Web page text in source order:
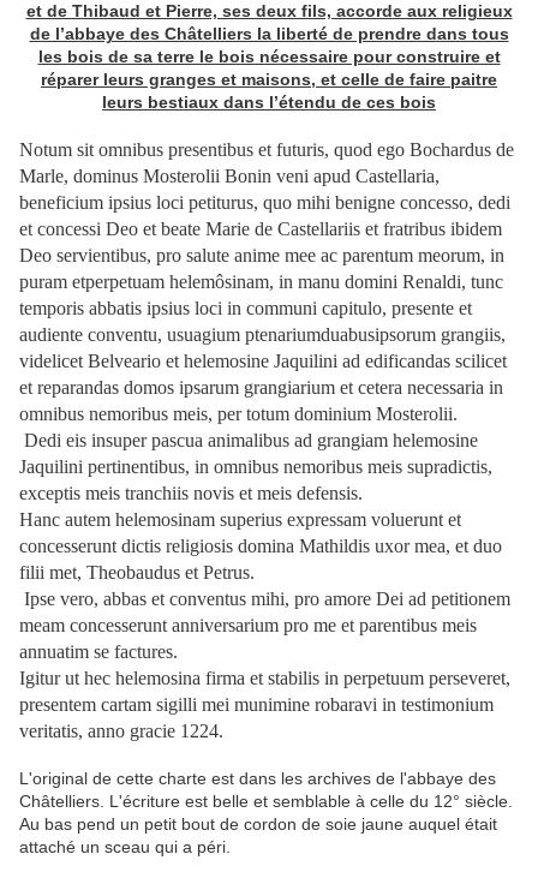
et de Thibaud et Pierre, ses deux fils, accorde aux religieux
de l’abbaye des Châtelliers la liberté de prendre dans tous
les bois de sa terre le bois nécessaire pour construire et
réparer leurs granges et maisons, et celle de faire paitre
leurs bestiaux dans l’étendu de ces bois
Notum sit omnibus presentibus et futuris, quod ego Bochardus de
Marle, dominus Mosterolii Bonin veni apud Castellaria,
beneficium ipsius loci petiturus, quo mihi benigne concesso, dedi
et concessi Deo et beate Marie de Castellariis et fratribus ibidem
Deo servientibus, pro salute anime mee ac parentum meorum, in
puram etperpetuam helemôsinam, in manu domini Renaldi, tunc
temporis abbatis ipsius loci in communi capitulo, presente et
audiente conventu, usuagium ptenariumduabusipsorum grangiis,
videlicet Belveario et helemosine Jaquilini ad edificandas scilicet
et reparandas domos ipsarum grangiarium et cetera necessaria in
omnibus nemoribus meis, per totum dominium Mosterolii.
Dedi eis insuper pascua animalibus ad grangiam helemosine
Jaquilini pertinentibus, in omnibus nemoribus meis supradictis,
exceptis meis tranchiis novis et meis defensis.
Hanc autem helemosinam superius expressam voluerunt et
concesserunt dictis religiosis domina Mathildis uxor mea, et duo
filii met, Theobaudus et Petrus.
Ipse vero, abbas et conventus mihi, pro amore Dei ad petitionem
meam concesserunt anniversarium pro me et parentibus meis
annuatim se factures.
Igitur ut hec helemosina firma et stabilis in perpetuum perseveret,
presentem cartam sigilli mei munimine robaravi in testimonium
veritatis, anno gracie 1224.
L'original de cette charte est dans les archives de l'abbaye des
Châtelliers. L'écriture est belle et semblable à celle du 12° siècle.
Au bas pend un petit bout de cordon de soie jaune auquel était
attaché un sceau qui a péri.